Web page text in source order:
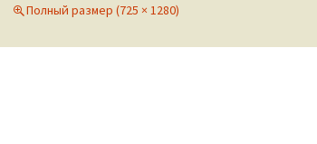
Полный размер (725 × 1280)